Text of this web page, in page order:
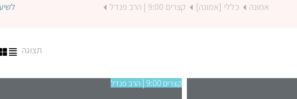
אמונה כללי [אמונה] קצרים 9:00 | הרב פנדל
תצוגה
קצרים 9:00 | הרב פנדל